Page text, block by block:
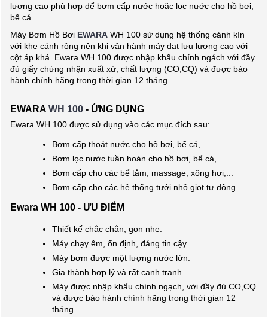
lượng cao phù hợp để bơm cấp nước hoặc lọc nước cho hồ bơi,
bể cá.
Máy Bơm Hồ Bơi EWARA WH 100 sử dụng hệ thống cánh kín
với khe cánh rộng nên khi vận hành máy đạt lưu lượng cao với
cột áp khá. Ewara WH 100 được nhập khẩu chính ngách với đầy
đủ giấy chứng nhận xuất xứ, chất lượng (CO,CQ) và được bảo
hành chính hãng trong thời gian 12 tháng.
EWARA WH 100 - ỨNG DỤNG
Ewara WH 100 được sử dụng vào các mục đích sau:
Bơm cấp thoát nước cho hồ bơi, bể cá,...
Bơm lọc nước tuần hoàn cho hồ bơi, bể cá,...
Bơm cấp cho các bể tắm, massage, xông hơi,...
Bơm cấp cho các hệ thống tưới nhỏ giọt tự động.
Ewara WH 100 - ƯU ĐIỂM
Thiết kế chắc chắn, gọn nhẹ.
Máy chạy êm, ổn định, đáng tin cậy.
Máy bơm được một lượng nước lớn.
Gia thành hợp lý và rất cạnh tranh.
Máy được nhập khẩu chính ngạch, với đầy đủ CO,CQ
và được bảo hành chính hãng trong thời gian 12
tháng.